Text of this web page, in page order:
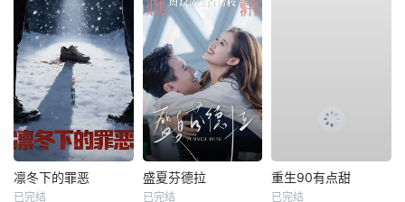
凛冬下的罪恶
已完结
盛夏芬德拉
已完结
重生90有点甜
已完结